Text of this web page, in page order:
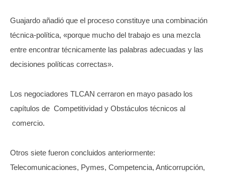
Guajardo añadió que el proceso constituye una combinación
técnica-política, «porque mucho del trabajo es una mezcla
entre encontrar técnicamente las palabras adecuadas y las
decisiones políticas correctas».
Los negociadores TLCAN cerraron en mayo pasado los
capítulos de Competitividad y Obstáculos técnicos al
comercio.
Otros siete fueron concluidos anteriormente:
Telecomunicaciones, Pymes, Competencia, Anticorrupción,